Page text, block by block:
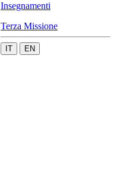
Insegnamenti
Terza Missione
IT EN